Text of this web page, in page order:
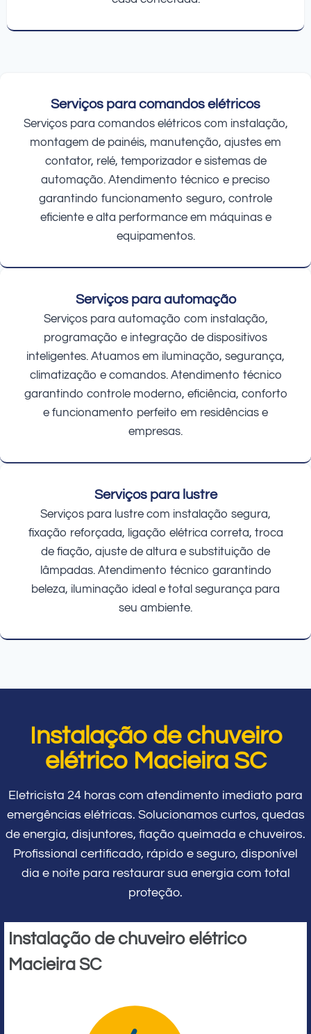
Serviços para comandos elétricos
Serviços para comandos elétricos com instalação,
montagem de painéis, manutenção, ajustes em
contator, relé, temporizador e sistemas de
automação. Atendimento técnico e preciso
garantindo funcionamento seguro, controle
eficiente e alta performance em máquinas e
equipamentos.
Serviços para automação
Serviços para automação com instalação,
programação e integração de dispositivos
inteligentes. Atuamos em iluminação, segurança,
climatização e comandos. Atendimento técnico
garantindo controle moderno, eficiência, conforto
e funcionamento perfeito em residências e
empresas.
Serviços para lustre
Serviços para lustre com instalação segura,
fixação reforçada, ligação elétrica correta, troca
de fiação, ajuste de altura e substituição de
lâmpadas. Atendimento técnico garantindo
beleza, iluminação ideal e total segurança para
seu ambiente.
Instalação de chuveiro
elétrico Macieira SC
Eletricista 24 horas com atendimento imediato para
emergências elétricas. Solucionamos curtos, quedas
de energia, disjuntores, fiação queimada e chuveiros.
Profissional certificado, rápido e seguro, disponível
dia e noite para restaurar sua energia com total
proteção.
Instalação de chuveiro elétrico
Macieira SC